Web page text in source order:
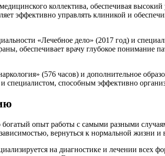
коллектива, обеспечивая
эффективно управлять клиникой и
«Лечебное дело» (2017 год) и
обеспечивает врачу глубокое понимание
(576 часов) и дополнительное
способным эффективно
опыт работы с самыми разными
вернуться к нормальной жизни
на диагностике и лечении всех